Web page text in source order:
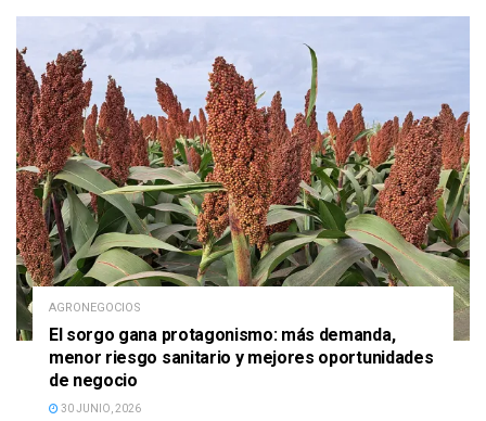
AGRONEGOCIOS
El sorgo gana protagonismo: más demanda,
menor riesgo sanitario y mejores oportunidades
de negocio
30 JUNIO, 2026